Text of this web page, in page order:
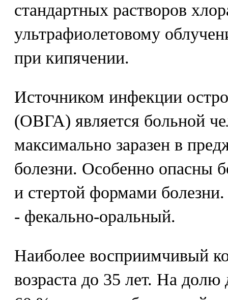
стандартных растворов
ультрафиолетовому
при кипячении.
Источником инфекции
(ОВГА) является больной
максимально заразен в
болезни. Особенно опасны
и стертой формами
- фекально-оральный.
Наиболее восприимчивый
возраста до 35 лет. На долю